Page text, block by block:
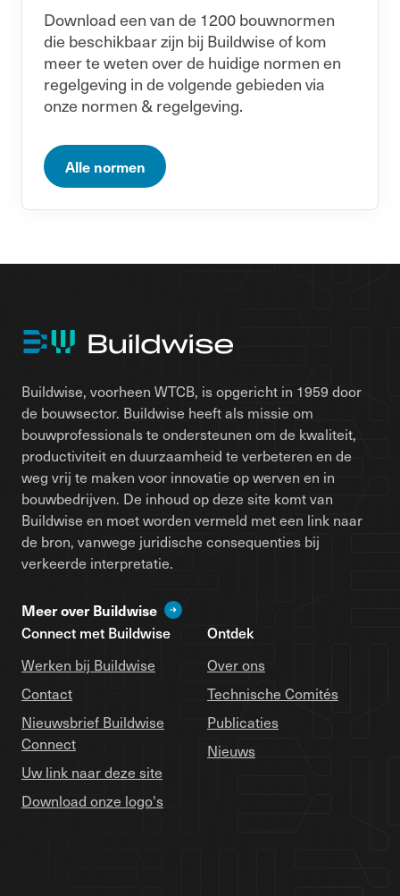
Download een van de 1200 bouwnormen
die beschikbaar zijn bij Buildwise of kom
meer te weten over de huidige normen en
regelgeving in de volgende gebieden via
onze normen & regelgeving.
Alle normen
Buildwise, voorheen WTCB, is opgericht in 1959 door
de bouwsector. Buildwise heeft als missie om
bouwprofessionals te ondersteunen om de kwaliteit,
productiviteit en duurzaamheid te verbeteren en de
weg vrij te maken voor innovatie op werven en in
bouwbedrijven. De inhoud op deze site komt van
Buildwise en moet worden vermeld met een link naar
de bron, vanwege juridische consequenties bij
verkeerde interpretatie.
Meer over Buildwise
Connect met Buildwise
Werken bij Buildwise
Contact
Nieuwsbrief Buildwise
Connect
Uw link naar deze site
Download onze logo's
Ontdek
Over ons
Technische Comités
Publicaties
Nieuws